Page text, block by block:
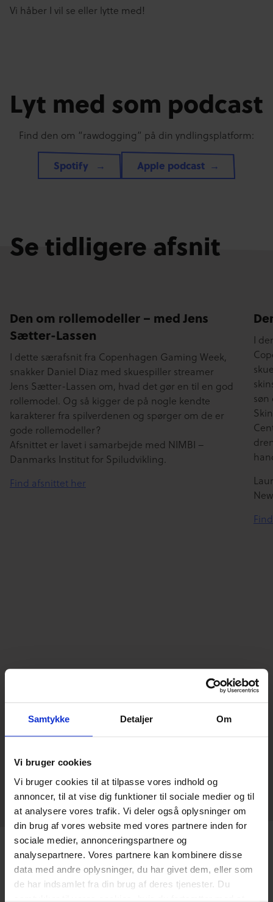
Samtykke Detaljer Om
Vi bruger cookies
Vi bruger cookies til at tilpasse vores indhold og
annoncer, til at vise dig funktioner til sociale medier og til
at analysere vores trafik. Vi deler også oplysninger om
din brug af vores website med vores partnere inden for
sociale medier, annonceringspartnere og
analysepartnere. Vores partnere kan kombinere disse
data med andre oplysninger, du har givet dem, eller som
de har indsamlet fra din brug af deres tjenester. Du
Vi håber I vil se eller lytte med!
Lyt med som podcast
Find den om “rawdogging” på din yndlingsplatform:
Spotify Apple podcast
Se tidligere afsnit
Den om rollemodeller – med Jens
Sætter-Lassen
I dette særafsnit fra Copenhagen Gaming Week,
snakker Daniel Diaz med skuespiller streamer
Jens Sætter-Lassen om, hvad det gør en til en god
rollemodel. Og så kigger de på nogle kendte
karakterer fra spilverdenen og spørger om de er
gode rollemodeller?
Afsnittet er lavet i samarbejde med NIMBI –
Danmarks Institut for Spiludvikling.
Find afsnittet her
SE
I
søn